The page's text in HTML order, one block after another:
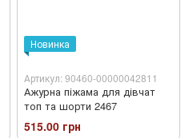
Новинка
Артикул: 90460-00000042811
Ажурна піжама для дівчат
топ та шорти 2467
515.00 грн